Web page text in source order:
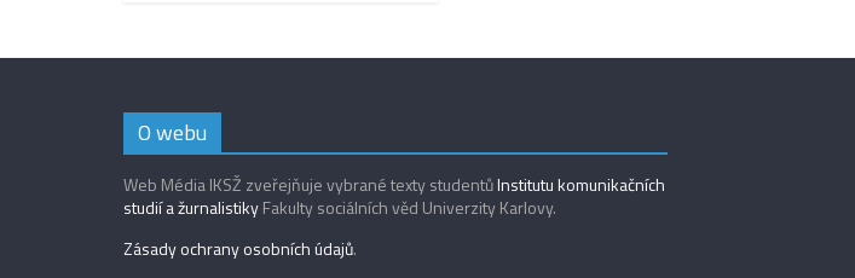
O webu
Web Média IKSŽ zveřejňuje vybrané texty studentůInstitutu komunikačních
studií a žurnalistikyFakulty sociálních věd Univerzity Karlovy.
Zásady ochrany osobních údajů.